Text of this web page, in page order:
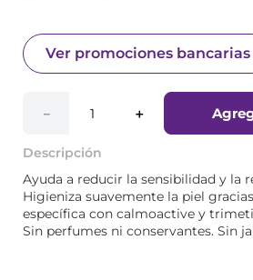
Ver promociones bancarias
＋
－
Descripción
Ayuda a reducir la sensibilidad y la
Higieniza suavemente la piel
específica con calmoactive y
Sin perfumes ni conservantes. Sin